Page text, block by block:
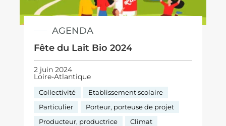
AGENDA
Fête du Lait Bio 2024
2 juin 2024
Loire-Atlantique
Collectivité
Etablissement scolaire
Particulier
Porteur, porteuse de projet
Producteur, productrice
Climat